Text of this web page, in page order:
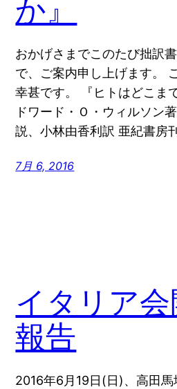
か』
おかげさまでこのたび拙訳
で、ご案内申し上げます。
幸甚です。 『ヒトはどこま
ドワード・Ｏ・ウィルソン
説、小林由香利訳 亜紀書房
7月 6, 2016
イタリア
報告
2016年6月19日(日)、高田